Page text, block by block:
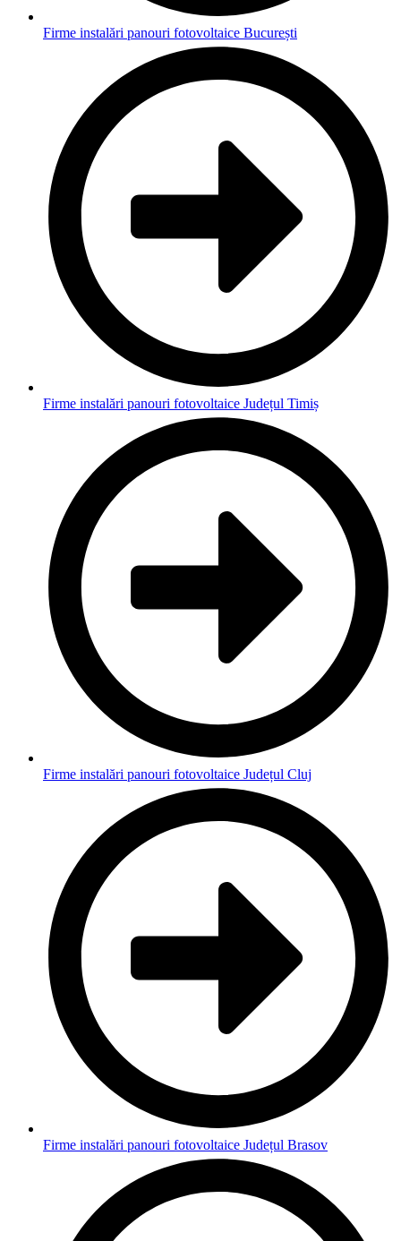
Firme instalări panouri fotovoltaice București
Firme instalări panouri fotovoltaice Județul Timiș
Firme instalări panouri fotovoltaice Județul Cluj
Firme instalări panouri fotovoltaice Județul Brasov